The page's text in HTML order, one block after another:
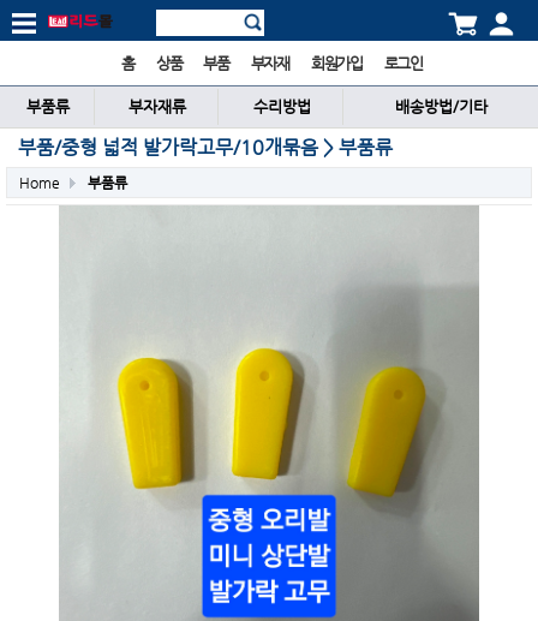
홈 상품 부품 부자재 회원가입 로그인
부품류 부자재류 수리방법 배송방법/기타
부품/중형 넓적 발가락고무/10개묶음 > 부품류
Home 부품류